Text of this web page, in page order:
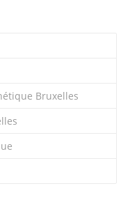
Bruxelles